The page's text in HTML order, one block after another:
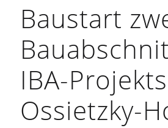
Baustart
IBA-Projekts
Ossietzky-